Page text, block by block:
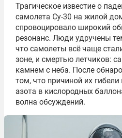
Трагическое известие о
самолета Су-30 на жилой
спровоцировало широкий
резонанс. Люди удручены
что самолеты всё чаще
зоне, и смертью летчиков:
камнем с неба. После
том, что причиной их гибели
азота в кислородных
волна обсуждений.